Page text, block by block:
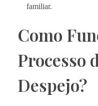
familiar.
Como
Processo
Despejo?